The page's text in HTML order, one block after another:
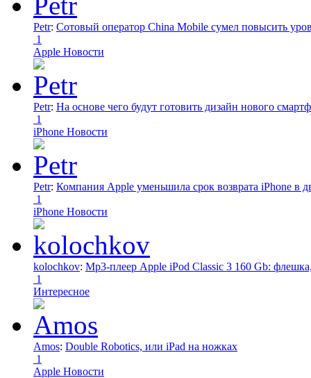
Petr: Сотовый оператор China Mobile сумел повысить
1
Apple Новости
Petr: На основе чего будут готовить дизайн нового
1
iPhone Новости
Petr: Компания Apple уменьшила срок возврата iPhone в
1
iPhone Новости
kolochkov: Mp3-плеер Apple iPod Classic 3 160 Gb:
1
Интересное
Amos: Double Robotics, или iPad на ножках
1
Apple Новости